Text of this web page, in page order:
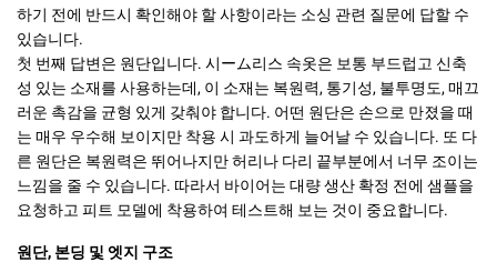
하기 전에 반드시 확인해야 할 사항이라는 소싱 관련 질문에 답할 수
있습니다.
첫 번째 답변은 원단입니다. 시ーム리스 속옷은 보통 부드럽고 신축
성 있는 소재를 사용하는데, 이 소재는 복원력, 통기성, 불투명도, 매끄
러운 촉감을 균형 있게 갖춰야 합니다. 어떤 원단은 손으로 만졌을 때
는 매우 우수해 보이지만 착용 시 과도하게 늘어날 수 있습니다. 또 다
른 원단은 복원력은 뛰어나지만 허리나 다리 끝부분에서 너무 조이는
느낌을 줄 수 있습니다. 따라서 바이어는 대량 생산 확정 전에 샘플을
요청하고 피트 모델에 착용하여 테스트해 보는 것이 중요합니다.
원단, 본딩 및 엣지 구조